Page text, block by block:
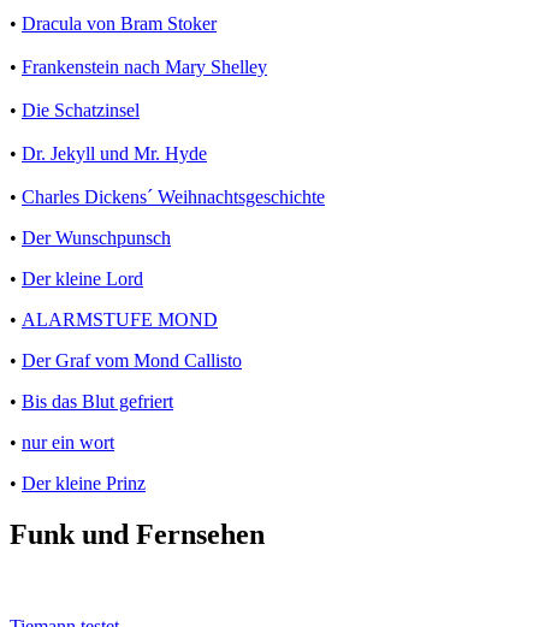
• Dracula von Bram Stoker
• Frankenstein nach Mary Shelley
• Die Schatzinsel
• Dr. Jekyll und Mr. Hyde
• Charles Dickens´ Weihnachtsgeschichte
• Der Wunschpunsch
• Der kleine Lord
• ALARMSTUFE MOND
• Der Graf vom Mond Callisto
• Bis das Blut gefriert
• nur ein wort
• Der kleine Prinz
Funk und Fernsehen